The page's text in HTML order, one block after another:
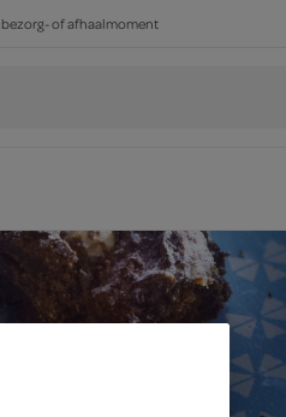
bezorg- of afhaalmoment